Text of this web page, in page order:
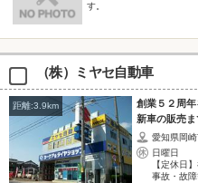
す。
（株）ミヤセ自動車
距離:3.9km
創業５２周
新車の販売ま
愛知県岡
日曜日
【定休日
事故・故